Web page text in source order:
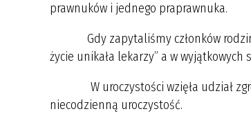
prawnuków i jednego praprawnuka.
Gdy zapytaliśmy członków rodziny
życie unikała lekarzy” a w wyjątkowych
W uroczystości wzięła udział
niecodzienną uroczystość.